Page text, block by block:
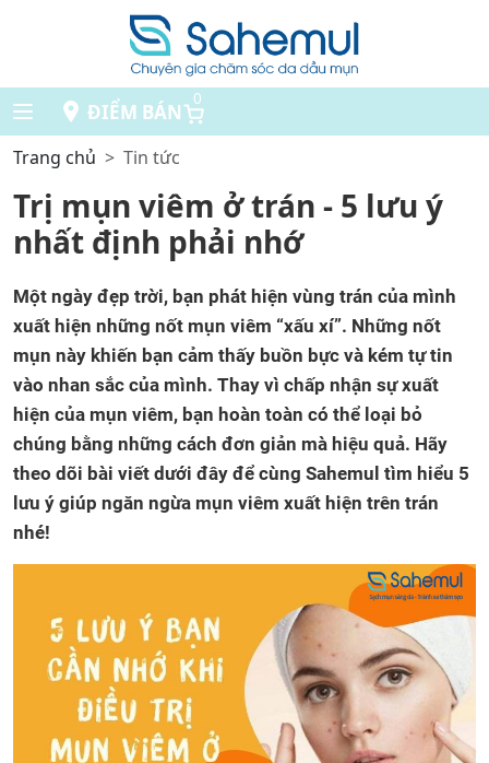
ĐIỂM BÁN
0
Trang chủ Tin tức
Trị mụn viêm ở trán - 5 lưu ý
nhất định phải nhớ
Một ngày đẹp trời, bạn phát hiện vùng trán của mình
xuất hiện những nốt mụn viêm “xấu xí”. Những nốt
mụn này khiến bạn cảm thấy buồn bực và kém tự tin
vào nhan sắc của mình. Thay vì chấp nhận sự xuất
hiện của mụn viêm, bạn hoàn toàn có thể loại bỏ
chúng bằng những cách đơn giản mà hiệu quả. Hãy
theo dõi bài viết dưới đây để cùng Sahemul tìm hiểu 5
lưu ý giúp ngăn ngừa mụn viêm xuất hiện trên trán
nhé!